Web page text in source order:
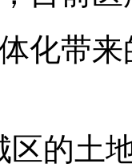
化带
区的土